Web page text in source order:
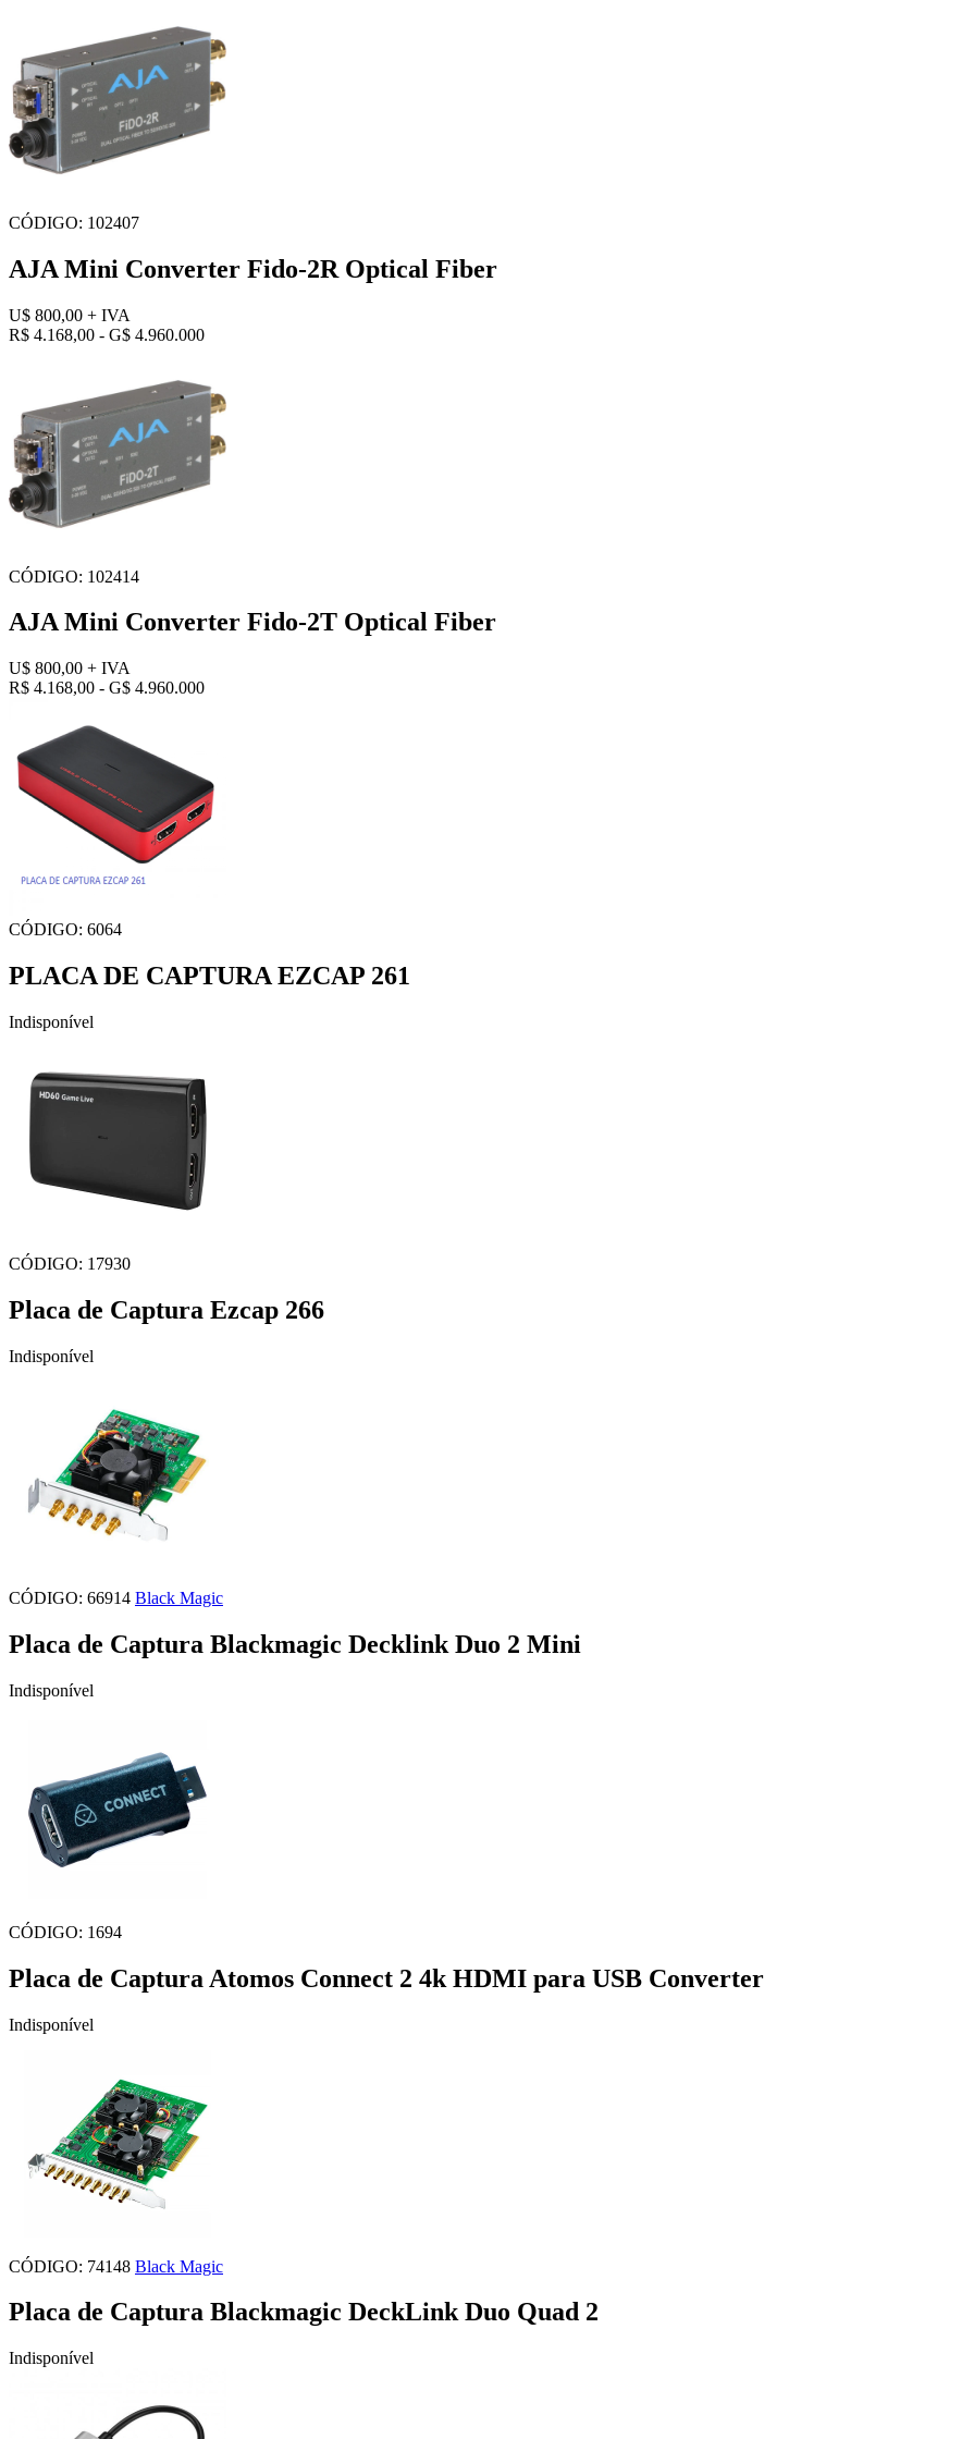
CÓDIGO: 102407
AJA Mini Converter Fido-2R Optical Fiber
U$ 800,00 + IVA
R$ 4.168,00 - G$ 4.960.000
CÓDIGO: 102414
AJA Mini Converter Fido-2T Optical Fiber
U$ 800,00 + IVA
R$ 4.168,00 - G$ 4.960.000
CÓDIGO: 6064
PLACA DE CAPTURA EZCAP 261
Indisponível
CÓDIGO: 17930
Placa de Captura Ezcap 266
Indisponível
CÓDIGO: 66914 Black Magic
Placa de Captura Blackmagic Decklink Duo 2 Mini
Indisponível
CÓDIGO: 1694
Placa de Captura Atomos Connect 2 4k HDMI para USB Converter
Indisponível
CÓDIGO: 74148 Black Magic
Placa de Captura Blackmagic DeckLink Duo Quad 2
Indisponível